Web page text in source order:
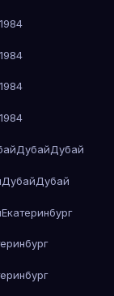
ДубайДубай
ДубайДубай
Екатеринбург